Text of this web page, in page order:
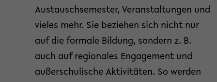
Austauschsemester, Veranstaltungen und
vieles mehr. Sie beziehen sich nicht nur
auf die formale Bildung, sondern z. B.
auch auf regionales Engagement und
außerschulische Aktivitäten. So werden